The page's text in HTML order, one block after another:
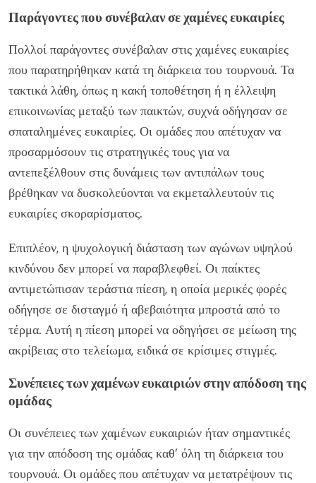
Παράγοντες που συνέβαλαν σε χαμένες ευκαιρίες
Πολλοί παράγοντες συνέβαλαν στις χαμένες ευκαιρίες
που παρατηρήθηκαν κατά τη διάρκεια του τουρνουά. Τα
τακτικά λάθη, όπως η κακή τοποθέτηση ή η έλλειψη
επικοινωνίας μεταξύ των παικτών, συχνά οδήγησαν σε
σπαταλημένες ευκαιρίες. Οι ομάδες που απέτυχαν να
προσαρμόσουν τις στρατηγικές τους για να
αντεπεξέλθουν στις δυνάμεις των αντιπάλων τους
βρέθηκαν να δυσκολεύονται να εκμεταλλευτούν τις
ευκαιρίες σκοραρίσματος.
Επιπλέον, η ψυχολογική διάσταση των αγώνων υψηλού
κινδύνου δεν μπορεί να παραβλεφθεί. Οι παίκτες
αντιμετώπισαν τεράστια πίεση, η οποία μερικές φορές
οδήγησε σε δισταγμό ή αβεβαιότητα μπροστά από το
τέρμα. Αυτή η πίεση μπορεί να οδηγήσει σε μείωση της
ακρίβειας στο τελείωμα, ειδικά σε κρίσιμες στιγμές.
Συνέπειες των χαμένων ευκαιριών στην απόδοση της
ομάδας
Οι συνέπειες των χαμένων ευκαιριών ήταν σημαντικές
για την απόδοση της ομάδας καθ’ όλη τη διάρκεια του
τουρνουά. Οι ομάδες που απέτυχαν να μετατρέψουν τις